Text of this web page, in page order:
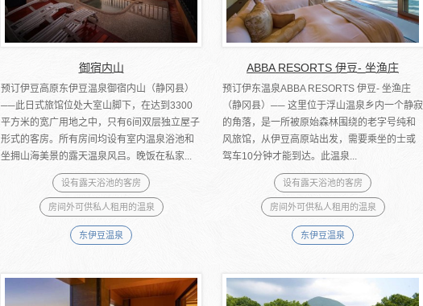
御宿内山
预订伊豆高原东伊豆温泉御宿内山（静冈县）
──此日式旅馆位处大室山脚下，在达到3300
平方米的宽广用地之中，只有6间双层独立屋子
形式的客房。所有房间均设有室内温泉浴池和
坐拥山海美景的露天温泉风吕。晚饭在私家...
设有露天浴池的客房
房间外可供私人租用的温泉
东伊豆温泉
ABBA RESORTS 伊豆- 坐渔庄
预订伊东温泉ABBA RESORTS 伊豆- 坐渔庄
（静冈县）── 这里位于浮山温泉乡内一个静寂
的角落，是一所被原始森林围绕的老字号纯和
风旅馆，从伊豆高原站出发，需要乘坐的士或
驾车10分钟才能到达。此温泉...
设有露天浴池的客房
房间外可供私人租用的温泉
东伊豆温泉